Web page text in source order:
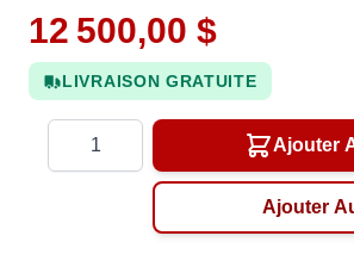
12 500,00 $
LIVRAISON GRATUITE
Ajouter
Ajouter